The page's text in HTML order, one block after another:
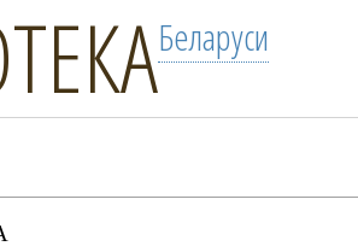
Беларуси